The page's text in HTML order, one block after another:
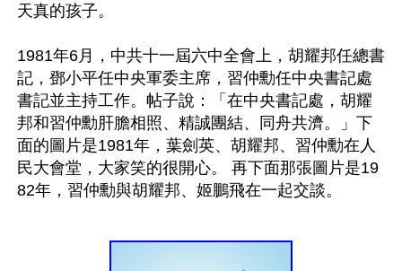
天真的孩子。
1981年6月，中共十一屆六中全會上，胡耀邦任總書
記，鄧小平任中央軍委主席，習仲勳任中央書記處
書記並主持工作。帖子說：「在中央書記處，胡耀
邦和習仲勳肝膽相照、精誠團結、同舟共濟。」下
面的圖片是1981年，葉劍英、胡耀邦、習仲勳在人
民大會堂，大家笑的很開心。 再下面那張圖片是19